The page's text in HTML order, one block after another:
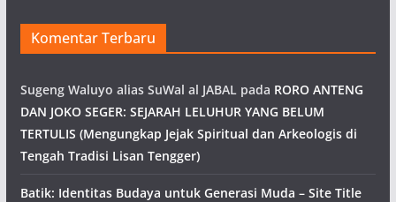
Komentar Terbaru
Sugeng Waluyo alias SuWal al JABAL pada RORO ANTENG
DAN JOKO SEGER: SEJARAH LELUHUR YANG BELUM
TERTULIS (Mengungkap Jejak Spiritual dan Arkeologis di
Tengah Tradisi Lisan Tengger)
Batik: Identitas Budaya untuk Generasi Muda – Site Title